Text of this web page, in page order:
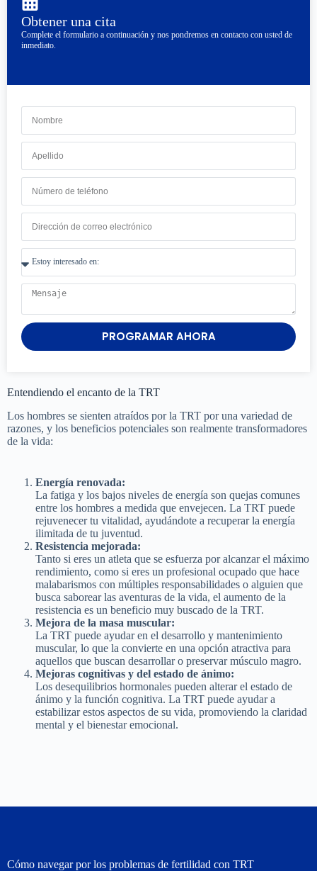
Obtener una cita
Complete el formulario a continuación y nos pondremos en contacto con usted de
inmediato.
PROGRAMAR AHORA
Entendiendo el encanto de la TRT
Los hombres se sienten atraídos por la TRT por una variedad de
razones, y los beneficios potenciales son realmente transformadores
de la vida:
Energía renovada:
La fatiga y los bajos niveles de energía son quejas comunes
entre los hombres a medida que envejecen. La TRT puede
rejuvenecer tu vitalidad, ayudándote a recuperar la energía
ilimitada de tu juventud.
Resistencia mejorada:
Tanto si eres un atleta que se esfuerza por alcanzar el máximo
rendimiento, como si eres un profesional ocupado que hace
malabarismos con múltiples responsabilidades o alguien que
busca saborear las aventuras de la vida, el aumento de la
resistencia es un beneficio muy buscado de la TRT.
Mejora de la masa muscular:
La TRT puede ayudar en el desarrollo y mantenimiento
muscular, lo que la convierte en una opción atractiva para
aquellos que buscan desarrollar o preservar músculo magro.
Mejoras cognitivas y del estado de ánimo:
Los desequilibrios hormonales pueden alterar el estado de
ánimo y la función cognitiva. La TRT puede ayudar a
estabilizar estos aspectos de su vida, promoviendo la claridad
mental y el bienestar emocional.
Cómo navegar por los problemas de fertilidad con TRT